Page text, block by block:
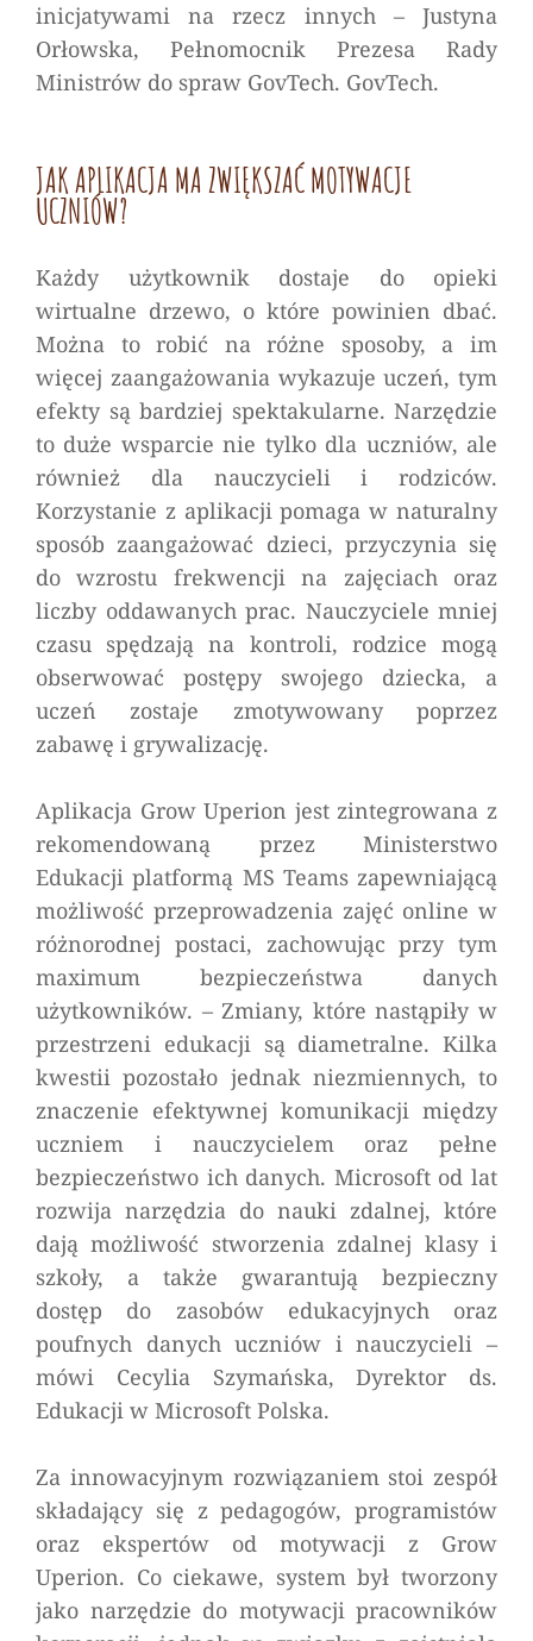
inicjatywami na rzecz innych – Justyna
Orłowska, Pełnomocnik Prezesa Rady
Ministrów do spraw GovTech. GovTech.
JAK APLIKACJA MA ZWIĘKSZAĆ MOTYWACJE
UCZNIÓW?
Każdy użytkownik dostaje do opieki
wirtualne drzewo, o które powinien dbać.
Można to robić na różne sposoby, a im
więcej zaangażowania wykazuje uczeń, tym
efekty są bardziej spektakularne. Narzędzie
to duże wsparcie nie tylko dla uczniów, ale
również dla nauczycieli i rodziców.
Korzystanie z aplikacji pomaga w naturalny
sposób zaangażować dzieci, przyczynia się
do wzrostu frekwencji na zajęciach oraz
liczby oddawanych prac. Nauczyciele mniej
czasu spędzają na kontroli, rodzice mogą
obserwować postępy swojego dziecka, a
uczeń zostaje zmotywowany poprzez
zabawę i grywalizację.
Aplikacja Grow Uperion jest zintegrowana z
rekomendowaną przez Ministerstwo
Edukacji platformą MS Teams zapewniającą
możliwość przeprowadzenia zajęć online w
różnorodnej postaci, zachowując przy tym
maximum bezpieczeństwa danych
użytkowników. –Zmiany, które nastąpiły w
przestrzeni edukacji są diametralne. Kilka
kwestii pozostało jednak niezmiennych, to
znaczenie efektywnej komunikacji między
uczniem i nauczycielem oraz pełne
bezpieczeństwo ich danych. Microsoft od lat
rozwija narzędzia do nauki zdalnej, które
dają możliwość stworzenia zdalnej klasy i
szkoły, a także gwarantują bezpieczny
dostęp do zasobów edukacyjnych oraz
poufnych danych uczniów i nauczycieli –
mówi Cecylia Szymańska, Dyrektor ds.
Edukacji w Microsoft Polska.
Za innowacyjnym rozwiązaniem stoi zespół
składający się z pedagogów, programistów
oraz ekspertów od motywacji z Grow
Uperion. Co ciekawe, system był tworzony
jako narzędzie do motywacji pracowników